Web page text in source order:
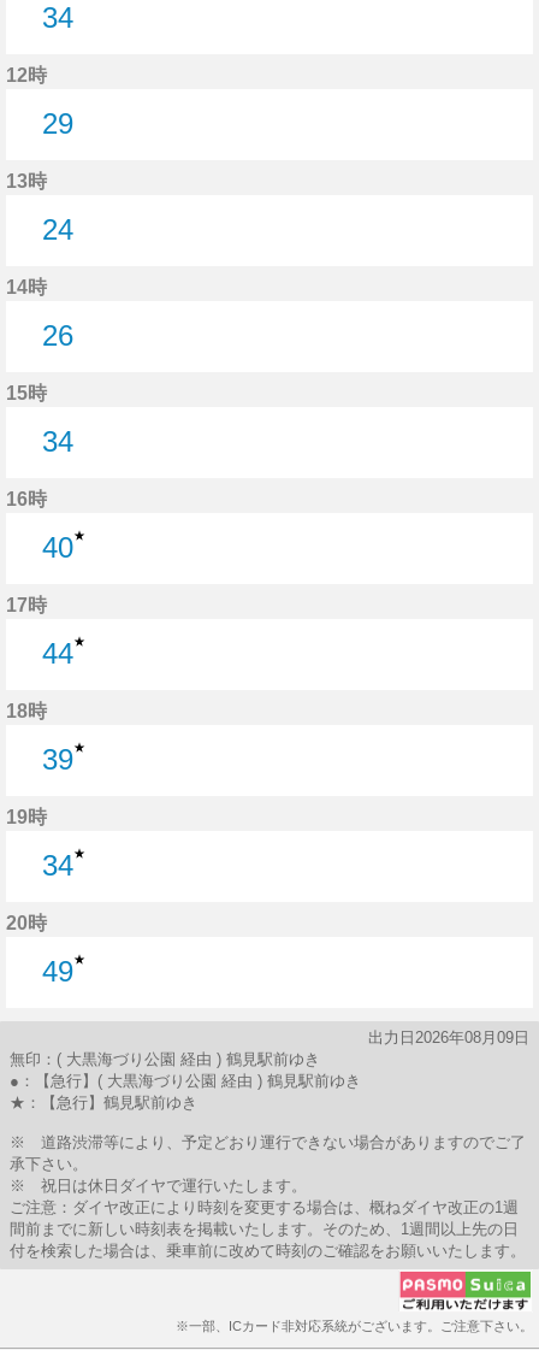
34
12時
29
13時
24
14時
26
15時
34
16時
40★
17時
44★
18時
39★
19時
34★
20時
49★
出力日2026年08月09日
無印：( 大黒海づり公園 経由 ) 鶴見駅前ゆき
●：【急行】( 大黒海づり公園 経由 ) 鶴見駅前ゆき
★：【急行】鶴見駅前ゆき
※ 道路渋滞等により、予定どおり運行できない場合がありますのでご了
承下さい。
※ 祝日は休日ダイヤで運行いたします。
ご注意：ダイヤ改正により時刻を変更する場合は、概ねダイヤ改正の1週
間前までに新しい時刻表を掲載いたします。そのため、1週間以上先の日
付を検索した場合は、乗車前に改めて時刻のご確認をお願いいたします。
※一部、ICカード非対応系統がございます。ご注意下さい。